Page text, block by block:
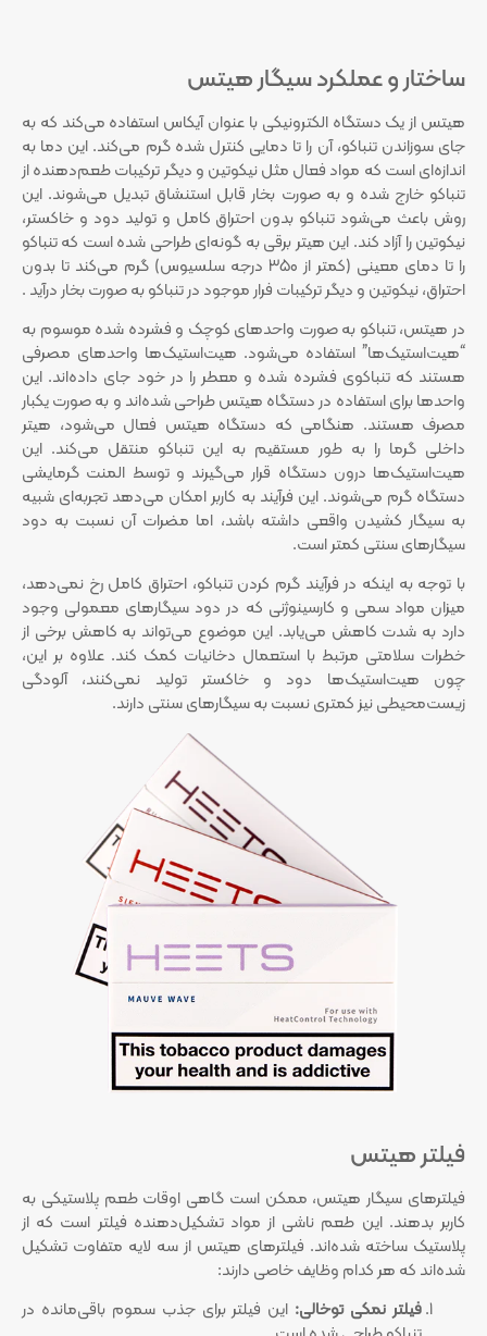
ساختار و عملکرد سیگار هیتس
هیتس از یک دستگاه الکترونیکی با عنوان آیکاس استفاده می‌کند که به
جای سوزاندن تنباکو، آن را تا دمایی کنترل شده گرم می‌کند. این دما به
اندازه‌ای است که مواد فعال مثل نیکوتین و دیگر ترکیبات طعم‌دهنده‌ از
تنباکو خارج شده و به صورت بخار قابل استنشاق تبدیل می‌شوند. این
روش باعث می‌شود تنباکو بدون احتراق کامل و تولید دود و خاکستر،
نیکوتین را آزاد کند. این هیتر برقی به گونه‌ای طراحی شده است که تنباکو
را تا دمای معینی (کمتر از 350 درجه سلسیوس) گرم می‌کند تا بدون
احتراق، نیکوتین و دیگر ترکیبات فرار موجود در تنباکو به صورت بخار درآید .
در هیتس، تنباکو به صورت واحدهای کوچک و فشرده شده موسوم به
“هیت‌استیک‌ها” استفاده می‌شود. هیت‌استیک‌ها واحدهای مصرفی
هستند که تنباکوی فشرده شده و معطر را در خود جای داده‌اند. این
واحدها برای استفاده در دستگاه هیتس طراحی شده‌اند و به صورت یکبار
مصرف هستند. هنگامی که دستگاه هیتس فعال می‌شود، هیتر
داخلی گرما را به طور مستقیم به این تنباکو منتقل می‌کند. این
هیت‌استیک‌ها درون دستگاه قرار می‌گیرند و توسط المنت گرمایشی
دستگاه گرم می‌شوند. این فرآیند به کاربر امکان می‌دهد تجربه‌ای شبیه
به سیگار کشیدن واقعی داشته باشد، اما مضرات آن نسبت به دود
سیگارهای سنتی کمتر است.
با توجه به اینکه در فرآیند گرم کردن تنباکو، احتراق کامل رخ نمی‌دهد،
میزان مواد سمی و کارسینوژنی که در دود سیگارهای معمولی وجود
دارد به شدت کاهش می‌یابد. این موضوع می‌تواند به کاهش برخی از
خطرات سلامتی مرتبط با استعمال دخانیات کمک کند. علاوه بر این،
چون هیت‌استیک‌ها دود و خاکستر تولید نمی‌کنند، آلودگی
زیست‌محیطی نیز کمتری نسبت به سیگارهای سنتی دارند.
فیلتر هیتس
فیلترهای سیگار هیتس، ممکن است گاهی اوقات طعم پلاستیکی به
کاربر بدهند. این طعم ناشی از مواد تشکیل‌دهنده فیلتر است که از
پلاستیک ساخته شده‌اند. فیلترهای هیتس از سه لایه متفاوت تشکیل
شده‌اند که هر کدام وظایف خاصی دارند:
فیلتر نمکی توخالی: این فیلتر برای جذب سموم باقی‌مانده در